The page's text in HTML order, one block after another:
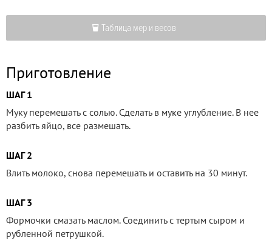
Таблица мер и весов
Приготовление
ШАГ 1
Муку перемешать с солью. Сделать в муке углубление. В нее
разбить яйцо, все размешать.
ШАГ 2
Влить молоко, снова перемешать и оставить на 30 минут.
ШАГ 3
Формочки смазать маслом. Соединить с тертым сыром и
рубленной петрушкой.